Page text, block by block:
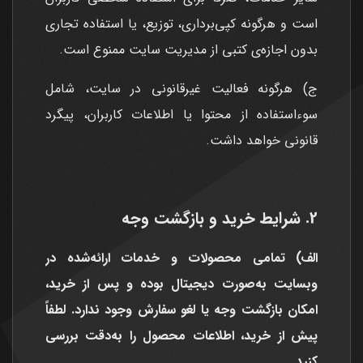
است و هرگونه کپی‌برداری، توزیع، یا استفاده تجاری
بدون اجازه‌ی کتبی از مدیریت سایت ممنوع است.
ج) هرگونه فعالیت غیرقانونی در سایت، شامل
سوءاستفاده از محتوا یا اطلاعات کاربران، پیگرد
قانونی خواهد داشت.
2. شرایط خرید و بازگشت وجه
الف) تمامی محصولات و خدمات ارائه‌شده در
وبسایت به‌صورت دیجیتال بوده و پس از خرید،
امکان بازگشت وجه یا لغو سفارش وجود ندارد. لطفاً
پیش از خرید، اطلاعات محصول را به‌دقت بررسی